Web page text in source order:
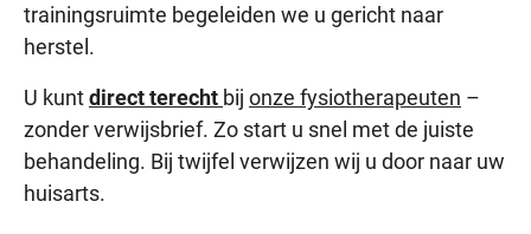
trainingsruimte begeleiden we u gericht naar
herstel.
U kuntdirect terecht bij onze fysiotherapeuten –
zonder verwijsbrief. Zo start u snel met de juiste
behandeling. Bij twijfel verwijzen wij u door naar uw
huisarts.